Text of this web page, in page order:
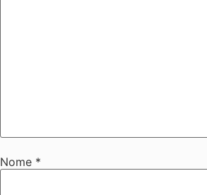
Nome *